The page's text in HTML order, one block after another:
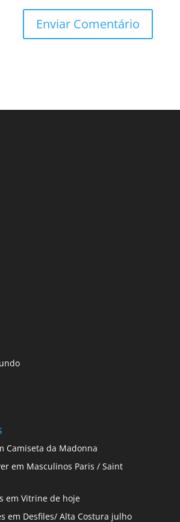
Camiseta da Madonna
em Masculinos Paris / Saint
em Vitrine de hoje
em Desfiles/ Alta Costura julho